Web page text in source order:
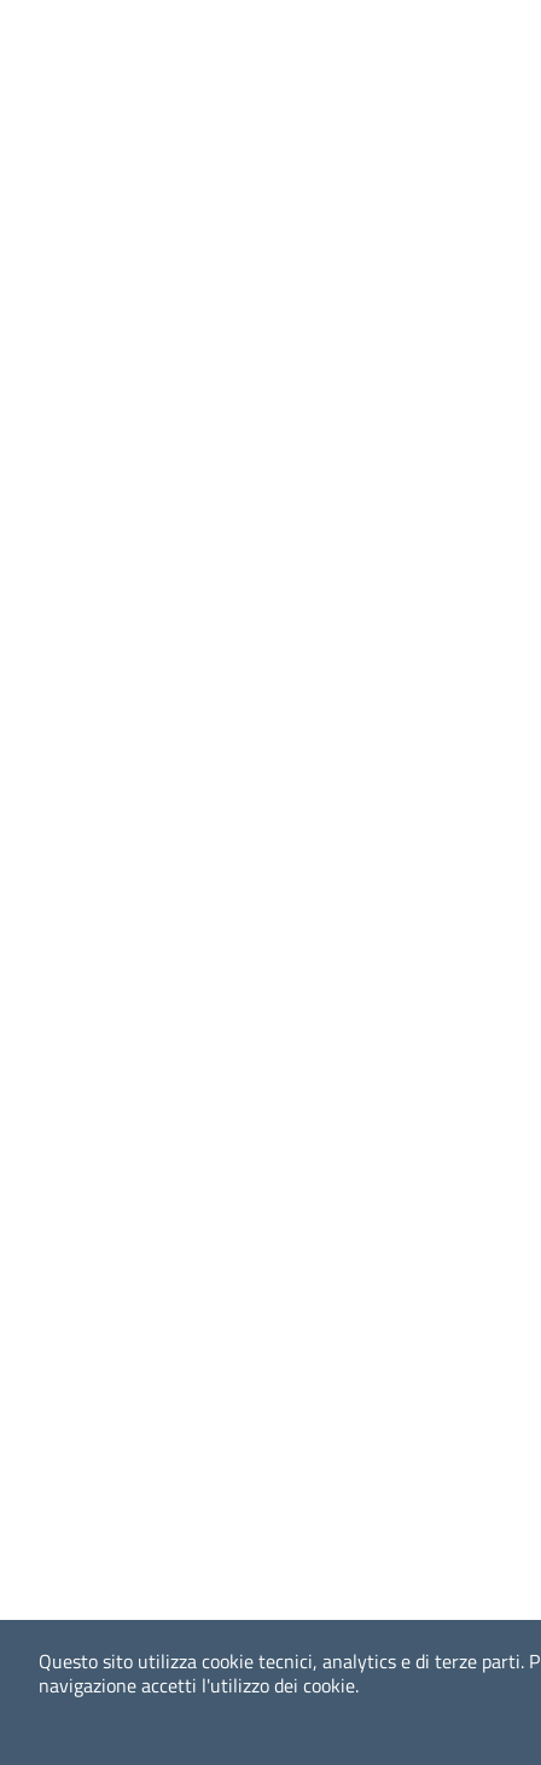
Questo sito utilizza cookie tecnici, analytics e di terze parti.
navigazione accetti l'utilizzo dei cookie.